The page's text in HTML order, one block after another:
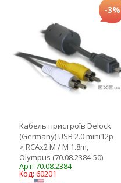
-3%
Кабель пристроїв Delock
(Germany) USB 2.0 mini12p-
> RCAx2 M / M 1.8m,
Olympus (70.08.2384-50)
Арт: 70.08.2384
Код: 60201